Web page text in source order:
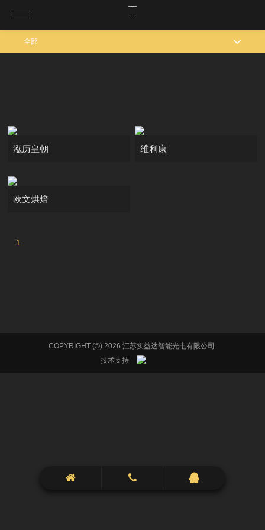
泓历皇朝 维利康
欧文烘焙
1
COPYRIGHT (©) 2026 江苏实益达智能光电有限公司.
技术支持
全部